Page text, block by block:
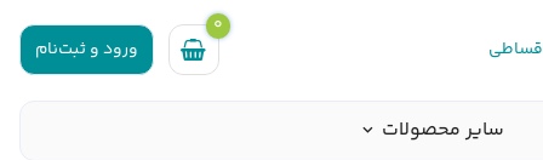
0
ورود و ثبت‌نام
سایر محصولات